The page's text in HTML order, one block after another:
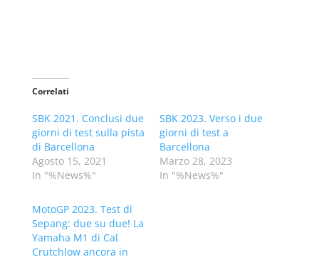
Correlati
SBK 2021. Conclusi due
giorni di test sulla pista
di Barcellona
Agosto 15, 2021
In "%News%"
SBK 2023. Verso i due
giorni di test a
Barcellona
Marzo 28, 2023
In "%News%"
MotoGP 2023. Test di
Sepang: due su due! La
Yamaha M1 di Cal
Crutchlow ancora in